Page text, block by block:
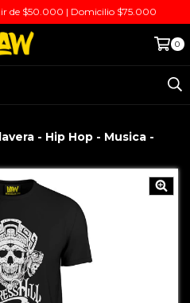
de $50.000 | Domicilio $75.000
0
- Hip Hop - Musica -